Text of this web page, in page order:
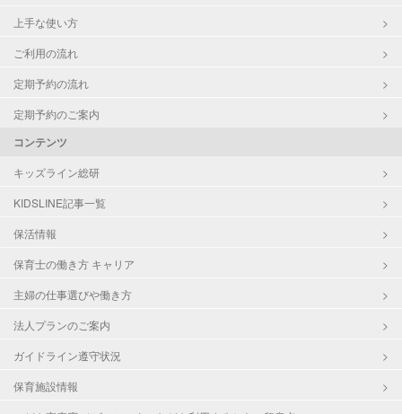
上手な使い方
ご利用の流れ
定期予約の流れ
定期予約のご案内
コンテンツ
キッズライン総研
KIDSLINE記事一覧
保活情報
保育士の働き方 キャリア
主婦の仕事選びや働き方
法人プランのご案内
ガイドライン遵守状況
保育施設情報